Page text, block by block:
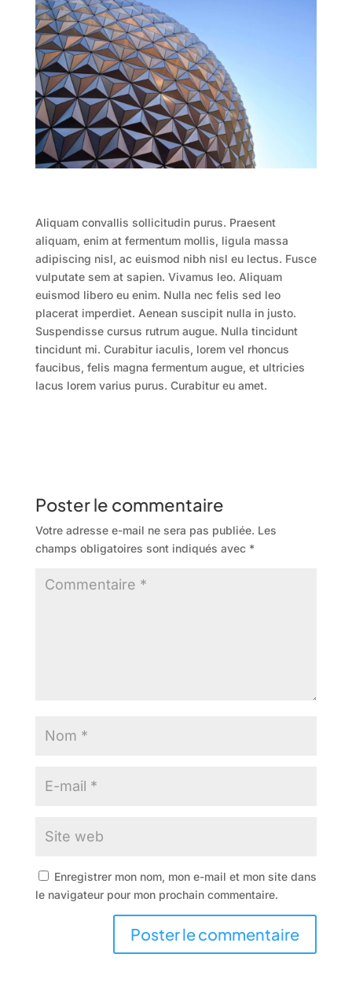
Aliquam convallis sollicitudin purus. Praesent
aliquam, enim at fermentum mollis, ligula massa
adipiscing nisl, ac euismod nibh nisl eu lectus. Fusce
vulputate sem at sapien. Vivamus leo. Aliquam
euismod libero eu enim. Nulla nec felis sed leo
placerat imperdiet. Aenean suscipit nulla in justo.
Suspendisse cursus rutrum augue. Nulla tincidunt
tincidunt mi. Curabitur iaculis, lorem vel rhoncus
faucibus, felis magna fermentum augue, et ultricies
lacus lorem varius purus. Curabitur eu amet.
Poster le commentaire
Votre adresse e-mail ne sera pas publiée. Les
champs obligatoires sont indiqués avec *
Enregistrer mon nom, mon e-mail et mon site dans
le navigateur pour mon prochain commentaire.